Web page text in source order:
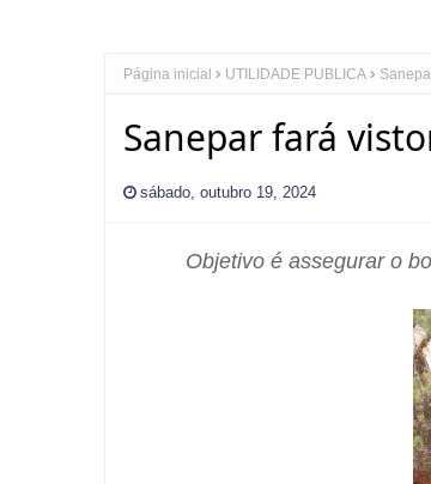
Página inicial UTILIDADE PUBLICA
Sanepar fará
sábado, outubro 19, 2024
Objetivo é assegurar o